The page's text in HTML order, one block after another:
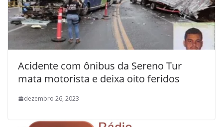
Acidente com ônibus da Sereno Tur
mata motorista e deixa oito feridos
dezembro 26, 2023